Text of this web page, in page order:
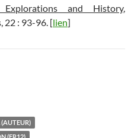
and History,
22 : 93-96. [lien]
(AUTEUR)
(FR12)